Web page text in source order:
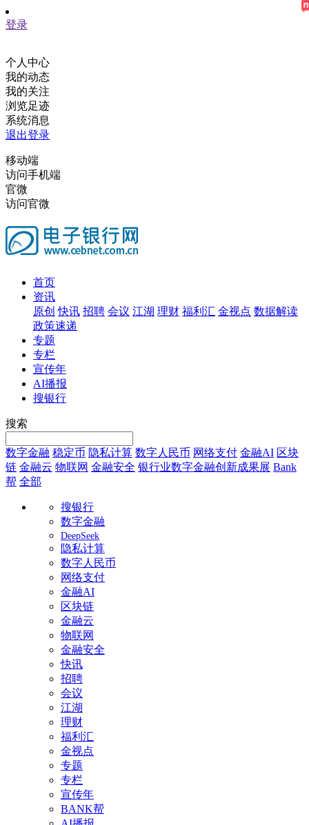
登录
个人中心
我的动态
我的关注
浏览足迹
系统消息
退出登录
移动端
访问手机端
官微
访问官微
首页
资讯
原创 快讯 招聘 会议 江湖 理财 福利汇 金视点 数据解读
政策速递
专题
专栏
宣传年
AI播报
搜银行
搜索
数字金融 稳定币 隐私计算 数字人民币 网络支付 金融AI 区块
链 金融云 物联网 金融安全 银行业数字金融创新成果展 Bank
帮 全部
搜银行
数字金融
DeepSeek
隐私计算
数字人民币
网络支付
金融AI
区块链
金融云
物联网
金融安全
快讯
招聘
会议
江湖
理财
福利汇
金视点
专题
专栏
宣传年
BANK帮